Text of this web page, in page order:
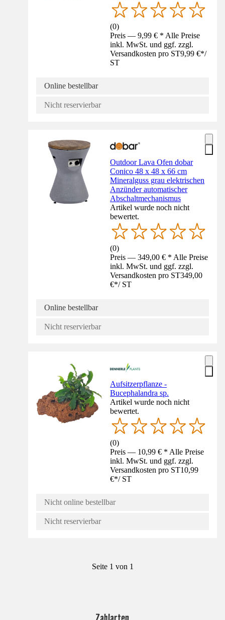
(0)
Preis — 9,99 € * Alle Preise
inkl. MwSt. und ggf. zzgl.
Versandkosten pro ST9,99 €*/
ST
Online bestellbar
Nicht reservierbar
Outdoor Lava Ofen dobar
Conico 48 x 48 x 66 cm
Mineralguss grau elektrischen
Anzünder automatischer
Abschaltmechanismus
Artikel wurde noch nicht
bewertet.
(0)
Preis — 349,00 € * Alle Preise
inkl. MwSt. und ggf. zzgl.
Versandkosten pro ST349,00
€*/ ST
Online bestellbar
Nicht reservierbar
Aufsitzerpflanze -
Bucephalandra sp.
Artikel wurde noch nicht
bewertet.
(0)
Preis — 10,99 € * Alle Preise
inkl. MwSt. und ggf. zzgl.
Versandkosten pro ST10,99
€*/ ST
Nicht online bestellbar
Nicht reservierbar
Seite 1 von 1